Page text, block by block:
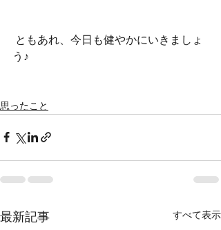
う♪
思ったこと
最新記事 すべて表示